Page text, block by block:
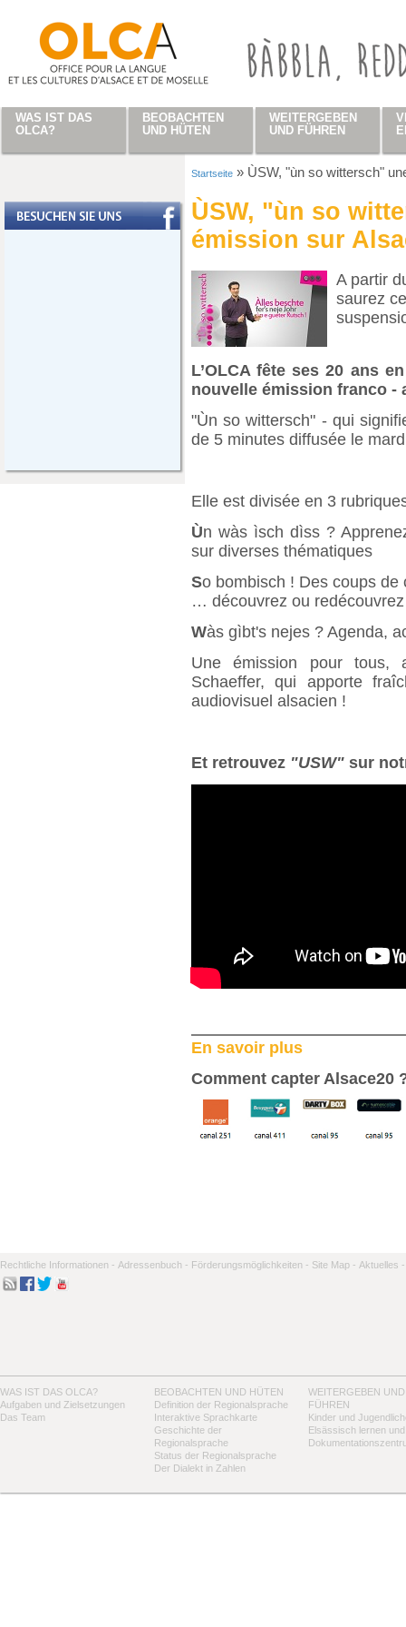
Sie sind hier
Startseite » ÙSW, "ùn so wittersch"
ÙSW, "ùn so
émission sur
A partir
saurez
L’OLCA fête ses 20 ans
nouvelle émission franco -
"Ùn so wittersch" - qui
de 5 minutes diffusée le
Elle est divisée en 3
Ùn wàs ìsch dìss ?
sur diverses thématiques
So bombisch ! Des coups
… découvrez ou
Wàs gìbt's nejes ? Agenda,
Une émission pour tous,
Schaeffer, qui apporte
audiovisuel alsacien !
Et retrouvez "USW" sur
En savoir plus
Comment capter Alsace20
Rechtliche Informationen - Adressenbuch - Förderungsmöglichkeiten - Site Map - Aktuelles -
WAS IST DAS OLCA?
Aufgaben und Zielsetzungen
Das Team
BEOBACHTEN UND HÜTEN
Definition der Regionalsprache
Interaktive Sprachkarte
Geschichte der
Regionalsprache
Status der Regionalsprache
Der Dialekt in Zahlen
WEITERGEBEN UND
FÜHREN
Kinder und
Elsässisch lernen
WAS IST DAS
OLCA?
BEOBACHTEN
UND HÜTEN
WEITERGEBEN
UND FÜHREN